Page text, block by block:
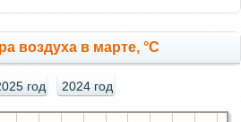
воздуха в марте, °C
год 2024 год